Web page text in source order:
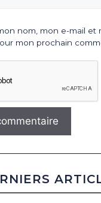
nom, mon e-mail et
mon prochain